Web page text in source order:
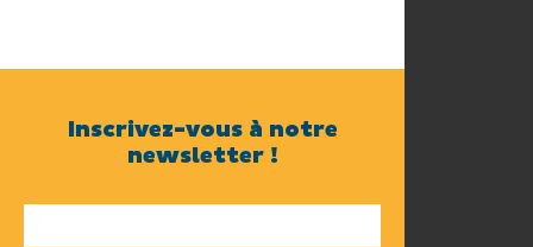
Inscrivez-vous à notre
newsletter !